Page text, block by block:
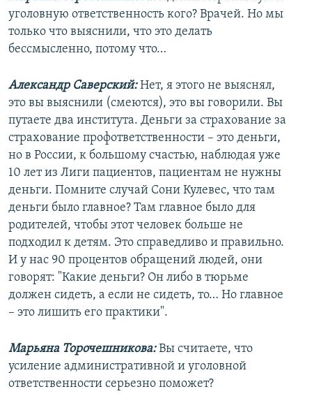
уголовную ответственность кого? Врачей. Но мы
только что выяснили, что это делать
бессмысленно, потому что…
Александр Саверский:Нет, я этого не выяснял,
это вы выяснили (смеются), это вы говорили. Вы
путаете два института. Деньги за страхование за
страхование профответственности – это деньги,
но в России, к большому счастью, наблюдая уже
10 лет из Лиги пациентов, пациентам не нужны
деньги. Помните случай Сони Кулевес, что там
деньги было главное? Там главное было для
родителей, чтобы этот человек больше не
подходил к детям. Это справедливо и правильно.
И у нас 90 процентов обращений людей, они
говорят: "Какие деньги? Он либо в тюрьме
должен сидеть, а если не сидеть, то… Но главное
– это лишить его практики".
Марьяна Торочешникова:Вы считаете, что
усиление административной и уголовной
ответственности серьезно поможет?